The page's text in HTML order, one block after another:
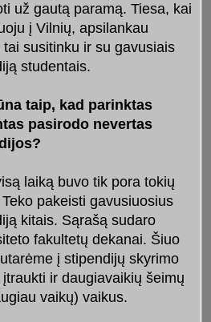
už gautą paramą. Tiesa, kai
į Vilnių, apsilankau
tai susitinku ir su gavusiais
studentais.
taip, kad parinktas
pasirodo nevertas
laiką buvo tik pora tokių
pakeisti gavusiuosius
kitais. Sąrašą sudaro
fakultetų dekanai. Šiuo
į stipendijų skyrimo
ir daugiavaikių šeimų
vaikų) vaikus.